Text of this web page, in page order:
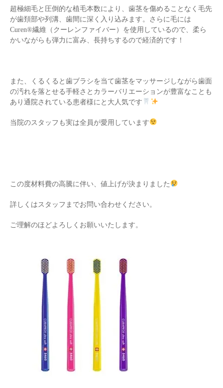
超極細毛と圧倒的な植毛本数により、歯茎を傷めることなく毛先
が歯頚部や列溝、歯間に深く入り込みます。さらに毛には
Curen®繊維（クーレンファイバー）を使用しているので、柔ら
かいながらも弾力に富み、長持ちするので経済的です！
また、くるくると歯ブラシを当て歯茎をマッサージしながら歯面
の汚れを落とせる手軽さとカラーバリエーションが豊富なことも
あり通院されている患者様にと大人気です
当院のスタッフも実は全員が愛用しています
この度材料費の高騰に伴い、値上げが決まりました
詳しくはスタッフまでお問い合わせください。
ご理解のほどよろしくお願いいたします。